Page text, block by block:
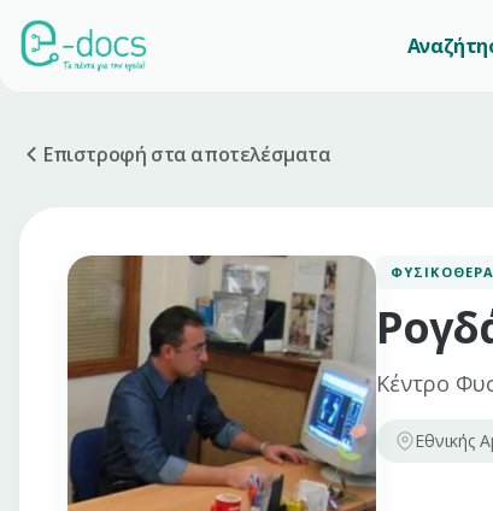
Επιστροφή στα αποτελέσματα
Κέντρο
Εθνικής